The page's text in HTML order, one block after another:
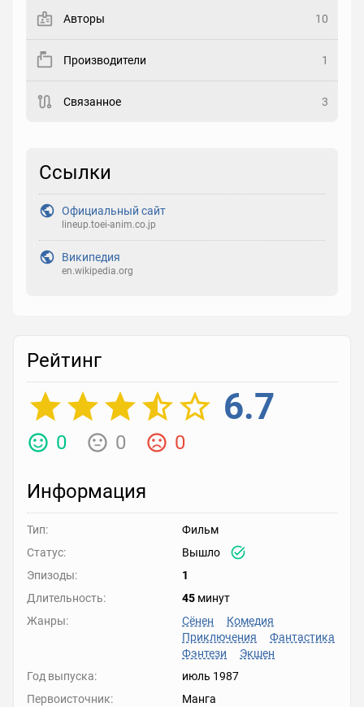
Рейтинг
Реакция
Авторы 10
Производители 1
Связанное 3
Ссылки
Официальный сайт
lineup.toei-anim.co.jp
Википедия
en.wikipedia.org
Рейтинг
6.7
0 0 0
Информация
Тип:
Фильм
Статус:
Вышло
Эпизоды:
1
Длительность:
45 минут
Жанры:
Сёнен
Комедия
Приключения
Фантастика
Фэнтези
Экшен
Год выпуска:
июль 1987
Первоисточник:
Манга